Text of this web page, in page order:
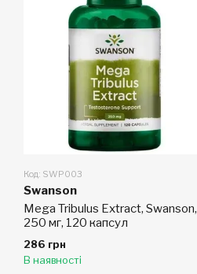
Код: SWP003
Swanson
Mega Tribulus Extract, Swanson,
250 мг, 120 капсул
286 грн
В наявності